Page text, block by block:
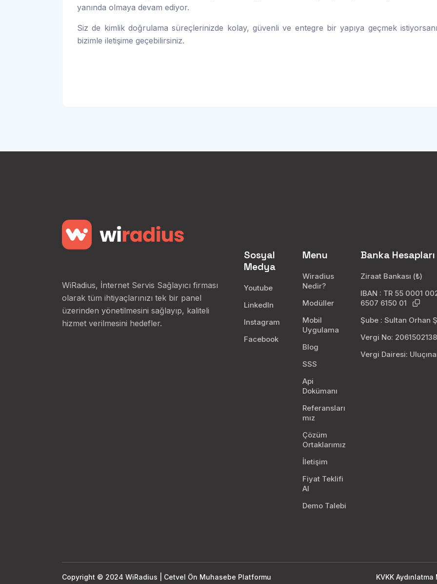
yanında olmaya devam ediyor.
Siz de kimlik doğrulama süreçlerinizde kolay, güvenli ve entegre bir yapıya geçmek
bizimle iletişime geçebilirsiniz.
WiRadius, İnternet Servis Sağlayıcı firması
olarak tüm ihtiyaçlarınızı tek bir panel
üzerinden yönetilmesini sağlayıp, kaliteli
hizmet verilmesini hedefler.
Sosyal
Medya
Youtube
LinkedIn
Instagram
Facebook
Menu
Wiradius
Nedir?
Modüller
Mobil
Uygulama
Blog
SSS
Api
Dokümanı
Referansları
mız
Çözüm
Ortaklarımız
İletişim
Fiyat Teklifi
Al
Demo Talebi
Banka Hesapları
Ziraat Bankası (₺)
IBAN : TR 55 0001
6507 6150 01
Şube : Sultan Orhan
Vergi No: 2061502138
Vergi Dairesi:
Copyright © 2024 WiRadius | Cetvel Ön Muhasebe Platformu KVKK Aydınlatma